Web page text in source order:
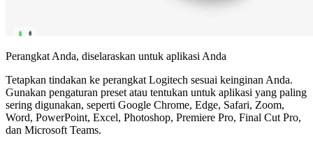
Perangkat Anda, diselaraskan untuk aplikasi Anda
Tetapkan tindakan ke perangkat Logitech sesuai keinginan Anda.
Gunakan pengaturan preset atau tentukan untuk aplikasi yang paling
sering digunakan, seperti Google Chrome, Edge, Safari, Zoom,
Word, PowerPoint, Excel, Photoshop, Premiere Pro, Final Cut Pro,
dan Microsoft Teams.